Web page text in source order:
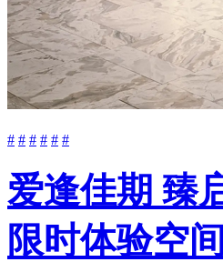
# # # # # #
爱逢佳期 臻
限时体验空间